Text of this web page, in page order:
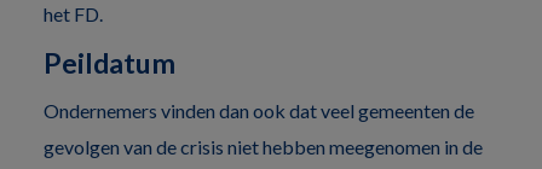
het FD.
Peildatum
Ondernemers vinden dan ook dat veel gemeenten de
gevolgen van de crisis niet hebben meegenomen in de